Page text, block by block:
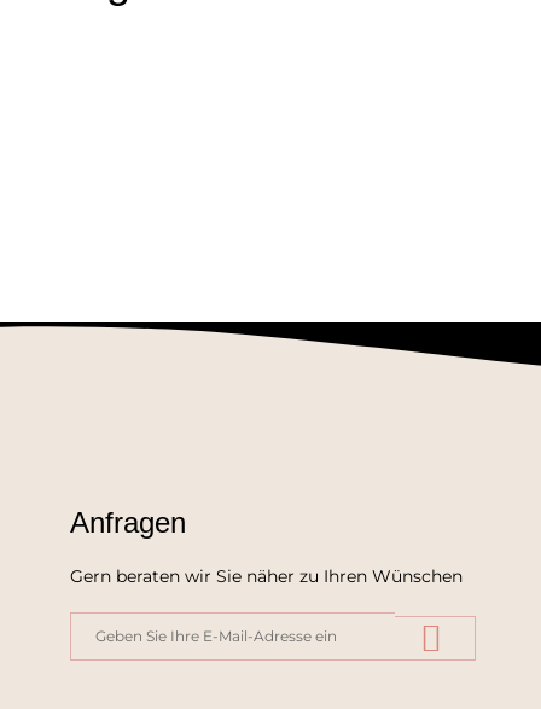
Anfragen
Gern beraten wir Sie näher zu Ihren Wünschen